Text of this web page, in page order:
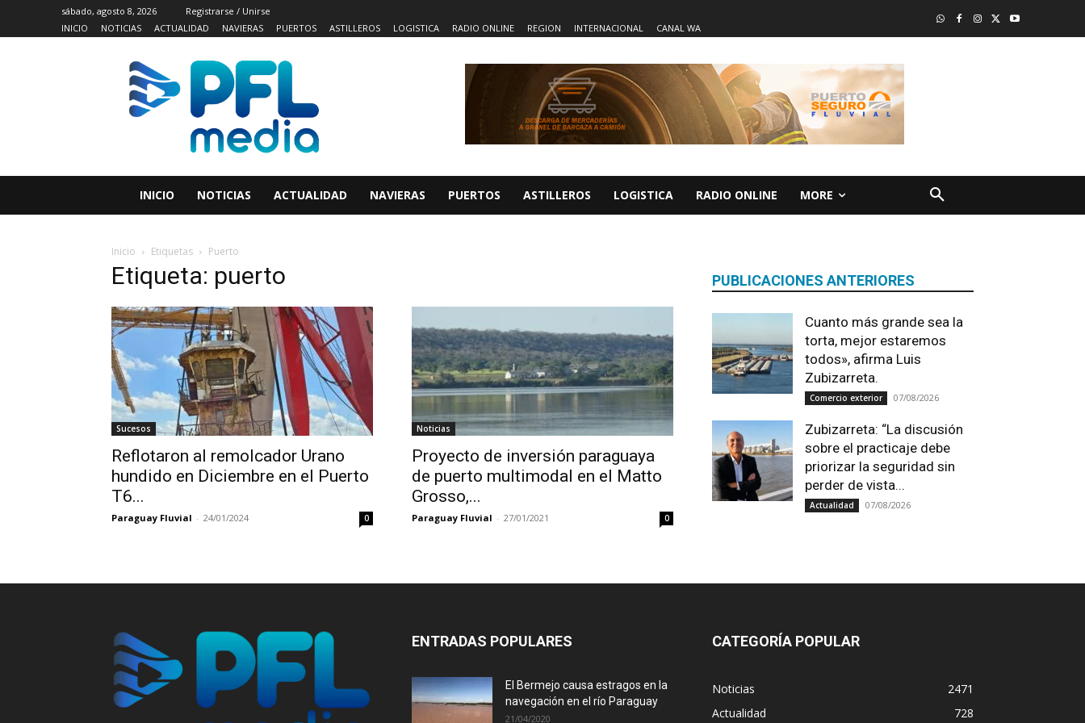
sábado, agosto 8, 2026
Registrarse / Unirse
INICIO
NOTICIAS ACTUALIDAD NAVIERAS PUERTOS ASTILLEROS LOGISTICA RADIO ONLINE REGION INTERNACIONAL CANAL WA
INICIO NOTICIAS ACTUALIDAD NAVIERAS PUERTOS ASTILLEROS LOGISTICA RADIO ONLINE MORE
Inicio Etiquetas Puerto
Etiqueta: puerto
Sucesos
Reflotaron al remolcador Urano
hundido en Diciembre en el Puerto
T6...
Paraguay Fluvial - 24/01/2024 0
Noticias
Proyecto de inversión paraguaya
de puerto multimodal en el Matto
Grosso,...
Paraguay Fluvial - 27/01/2021 0
PUBLICACIONES ANTERIORES
Cuanto más grande sea la
torta, mejor estaremos
todos», afirma Luis
Zubizarreta.
Comercio exterior 07/08/2026
Zubizarreta: “La discusión
sobre el practicaje debe
priorizar la seguridad sin
perder de vista...
Actualidad 07/08/2026
ENTRADAS POPULARES
El Bermejo causa estragos en la
navegación en el río Paraguay
21/04/2020
CATEGORÍA POPULAR
Noticias
2471
Actualidad
728